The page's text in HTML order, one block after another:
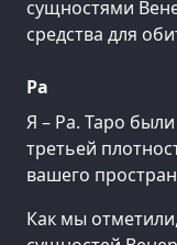
сущностями
средства для
Ра
Я – Ра. Таро
третьей
вашего
Как мы